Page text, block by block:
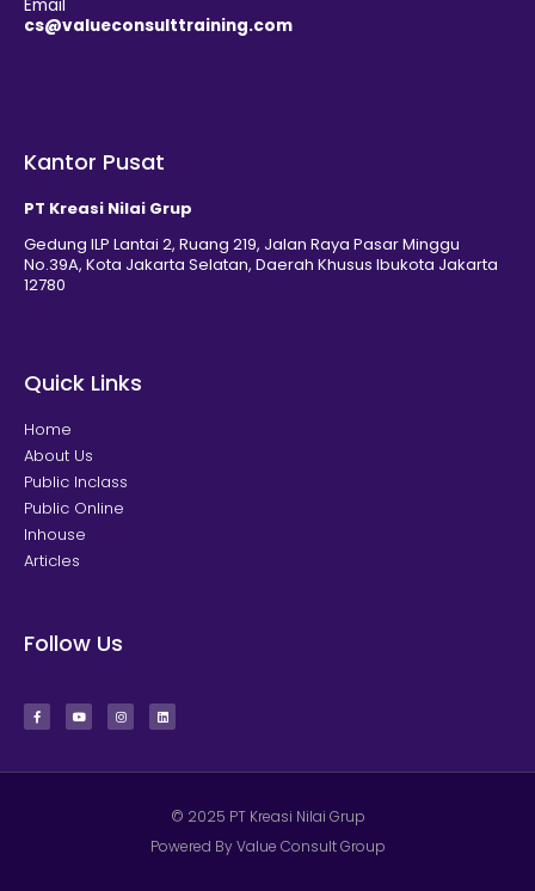
Email
cs@valueconsulttraining.com
Kantor Pusat
PT Kreasi Nilai Grup
Gedung ILP Lantai 2, Ruang 219, Jalan Raya Pasar Minggu
No.39A, Kota Jakarta Selatan, Daerah Khusus Ibukota Jakarta
12780
Quick Links
Home
About Us
Public Inclass
Public Online
Inhouse
Articles
Follow Us
© 2025 PT Kreasi Nilai Grup
Powered By Value Consult Group